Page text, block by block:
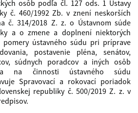
osôb podľa čl. 127 ods. 1 Ústavy
č. 460/1992 Zb. v znení neskorších
č. 314/2018 Z. z. o Ústavnom súde
a o zmene a doplnení niektorých
pomery ústavného súdu pri príprave
postavenie pléna, senátov,
súdnych poradcov a iných osôb
na činnosti ústavného súdu
Spravovací a rokovací poriadok
republiky č. 500/2019 Z. z. v